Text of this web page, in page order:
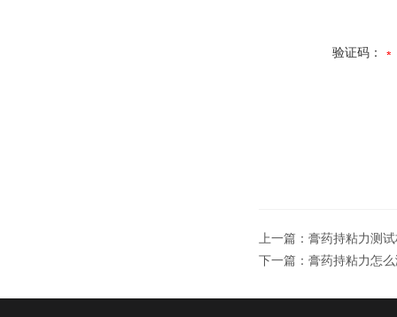
验证码：
上一篇： 膏药持粘力测
下一篇： 膏药持粘力怎